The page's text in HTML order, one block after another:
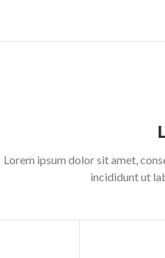
Lorem ipsum dolor sit amet,
incididunt ut